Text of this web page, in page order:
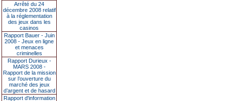
Arrêté du 24
décembre 2008 relatif
à la réglementation
des jeux dans les
casinos
Rapport Bauer - Juin
2008 - Jeux en ligne
et menaces
criminelles
Rapport Durieux -
MARS 2008 -
Rapport de la mission
sur l’ouverture du
marché des jeux
d’argent et de hasard
Rapport d'information